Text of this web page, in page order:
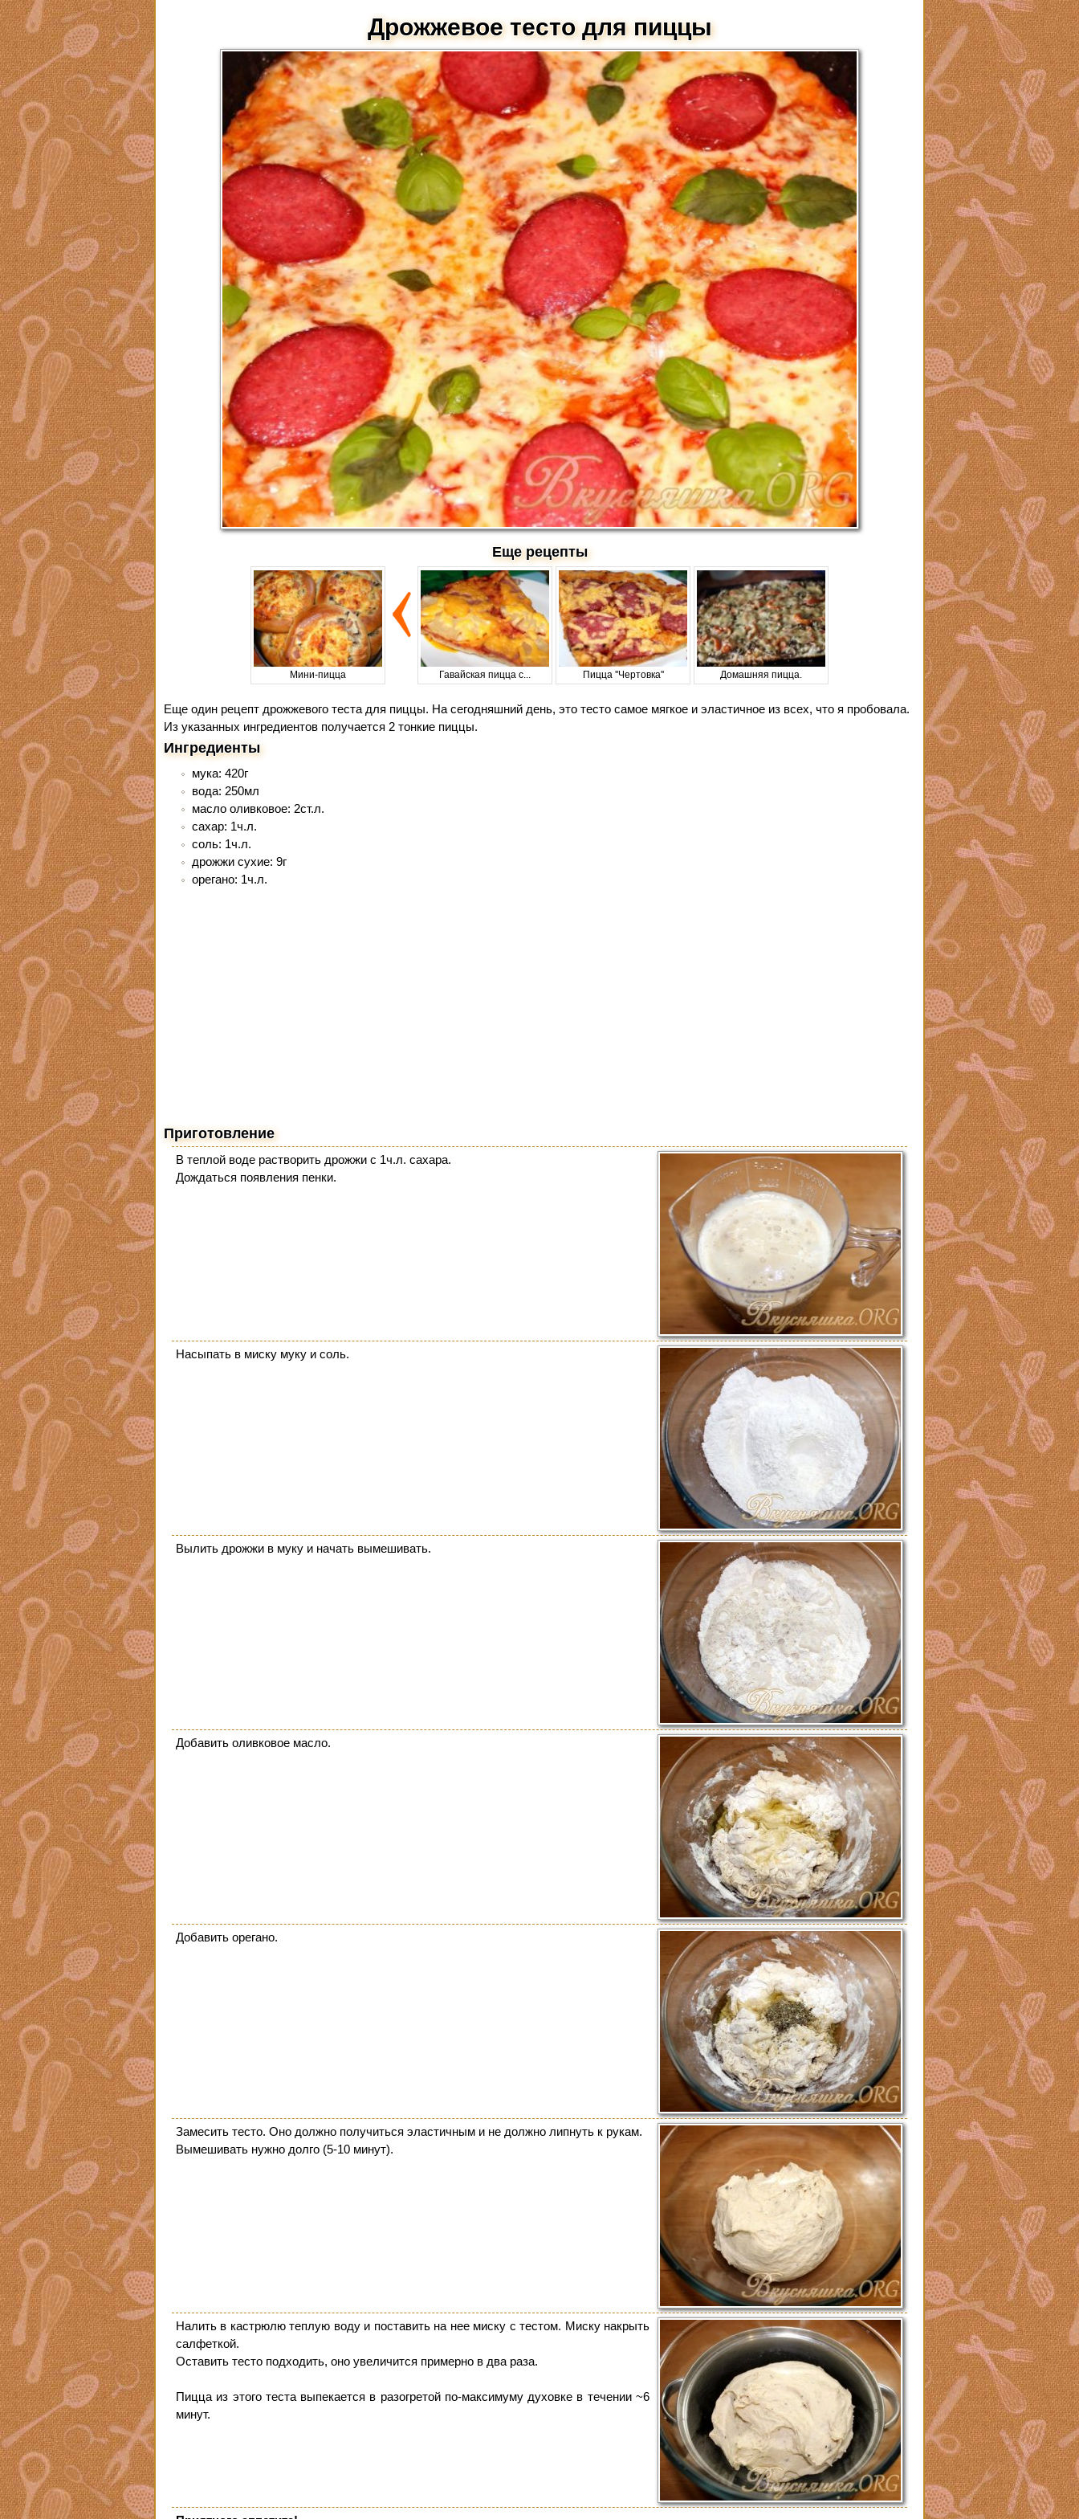
Дрожжевое тесто для пиццы
Еще рецепты
Мини-пицца Гавайская пицца с... Пицца ''Чертовка'' Домашняя пицца.
Еще один рецепт дрожжевого теста для пиццы. На сегодняшний день, это тесто самое мягкое и эластичное из всех, что я пробовала.
Из указанных ингредиентов получается 2 тонкие пиццы.
Ингредиенты
мука: 420г
вода: 250мл
масло оливковое: 2ст.л.
сахар: 1ч.л.
соль: 1ч.л.
дрожжи сухие: 9г
орегано: 1ч.л.
Приготовление
В теплой воде растворить дрожжи с 1ч.л. сахара.
Дождаться появления пенки.
Насыпать в миску муку и соль.
Вылить дрожжи в муку и начать вымешивать.
Добавить оливковое масло.
Добавить орегано.
Замесить тесто. Оно должно получиться эластичным и не должно липнуть к рукам.
Вымешивать нужно долго (5-10 минут).
Налить в кастрюлю теплую воду и поставить на нее миску с тестом. Миску накрыть
салфеткой.
Оставить тесто подходить, оно увеличится примерно в два раза.
Пицца из этого теста выпекается в разогретой по-максимуму духовке в течении ~6
минут.